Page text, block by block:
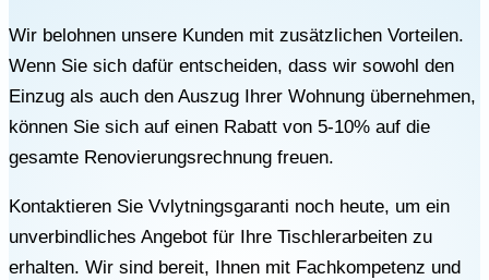
Wir belohnen unsere Kunden mit zusätzlichen Vorteilen.
Wenn Sie sich dafür entscheiden, dass wir sowohl den
Einzug als auch den Auszug Ihrer Wohnung übernehmen,
können Sie sich auf einen Rabatt von 5-10% auf die
gesamte Renovierungsrechnung freuen.
Kontaktieren Sie Vvlytningsgaranti noch heute, um ein
unverbindliches Angebot für Ihre Tischlerarbeiten zu
erhalten. Wir sind bereit, Ihnen mit Fachkompetenz und